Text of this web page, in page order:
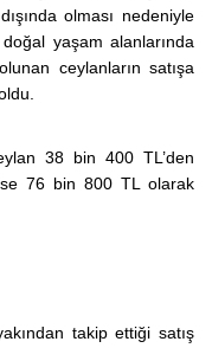
olması nedeniyle
yaşam alanlarında
ceylanların satışa
38 bin 400 TL’den
76 bin 800 TL olarak
takip ettiği satış